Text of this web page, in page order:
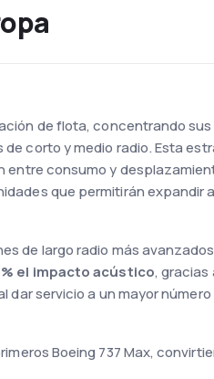
de flota, concentrando
de corto y medio radio. Esta
consumo y
que permitirán
de largo radio más
el impacto acústico, gracias
dar servicio a un mayor
Boeing 737 Max,